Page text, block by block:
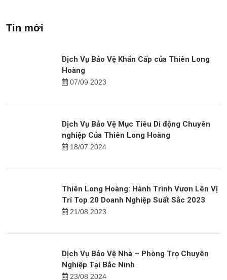
Hoàng
Tin mới
Dịch Vụ Bảo Vệ Khẩn Cấp của Thiên Long
Hoàng
Dịch Vụ Bảo Vệ Mục Tiêu Di động Chuyên
nghiệp Của Thiên Long Hoàng
Thiên Long Hoàng: Hành Trình Vươn Lên Vị
Trí Top 20 Doanh Nghiệp Suất Sắc 2023